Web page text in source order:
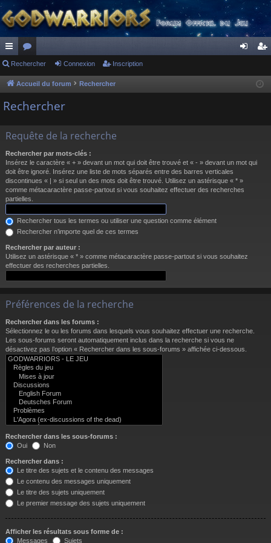
ac
co
ur
s
or
u
m
cri
Rechercher Connexion Inscription
Accueil du forum Rechercher
Rechercher
Requête de la recherche
Rechercher par mots-clés :
Insérez le caractère « + » devant un mot qui doit être trouvé et « - » devant un mot qui
doit être ignoré. Insérez une liste de mots séparés entre des barres verticales
discontinues « | » si seul un des mots doit être trouvé. Utilisez un astérisque « * »
comme métacaractère passe-partout si vous souhaitez effectuer des recherches
partielles.
Rechercher tous les termes ou utiliser une question comme élément
Rechercher n’importe quel de ces termes
Rechercher par auteur :
Utilisez un astérisque « * » comme métacaractère passe-partout si vous souhaitez
effectuer des recherches partielles.
Préférences de la recherche
Rechercher dans les forums :
Sélectionnez le ou les forums dans lesquels vous souhaitez effectuer une recherche.
Les sous-forums seront automatiquement inclus dans la recherche si vous ne
désactivez pas l’option « Rechercher dans les sous-forums » affichée ci-dessous.
Rechercher dans les sous-forums :
Oui
Non
Rechercher dans :
Le titre des sujets et le contenu des messages
Le contenu des messages uniquement
Le titre des sujets uniquement
Le premier message des sujets uniquement
Afficher les résultats sous forme de :
Messages
Sujets